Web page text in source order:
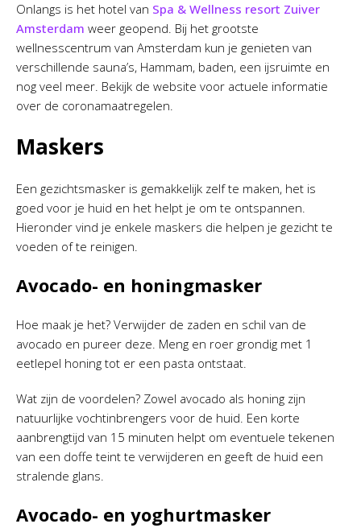
Onlangs is het hotel van Spa & Wellness resort Zuiver
Amsterdam weer geopend. Bij het grootste
wellnesscentrum van Amsterdam kun je genieten van
verschillende sauna’s, Hammam, baden, een ijsruimte en
nog veel meer. Bekijk de website voor actuele informatie
over de coronamaatregelen.
Maskers
Een gezichtsmasker is gemakkelijk zelf te maken, het is
goed voor je huid en het helpt je om te ontspannen.
Hieronder vind je enkele maskers die helpen je gezicht te
voeden of te reinigen.
Avocado- en honingmasker
Hoe maak je het? Verwijder de zaden en schil van de
avocado en pureer deze. Meng en roer grondig met 1
eetlepel honing tot er een pasta ontstaat.
Wat zijn de voordelen? Zowel avocado als honing zijn
natuurlijke vochtinbrengers voor de huid. Een korte
aanbrengtijd van 15 minuten helpt om eventuele tekenen
van een doffe teint te verwijderen en geeft de huid een
stralende glans.
Avocado- en yoghurtmasker